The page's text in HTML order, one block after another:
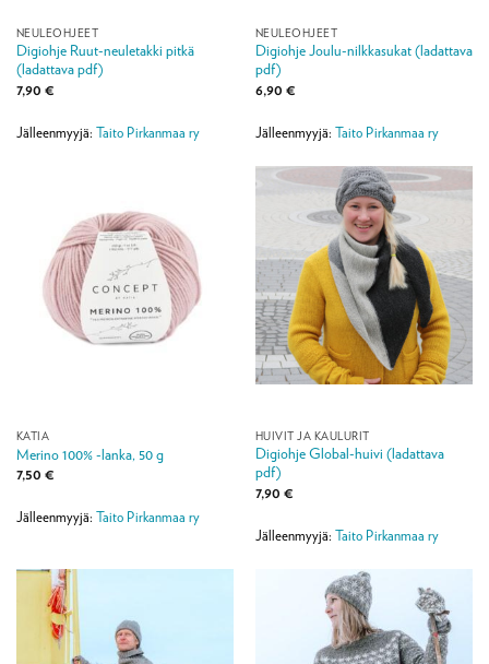
NEULEOHJEET
Digiohje Ruut-neuletakki pitkä
(ladattava pdf)
7,90 €
Jälleenmyyjä: Taito Pirkanmaa ry
NEULEOHJEET
Digiohje Joulu-nilkkasukat (ladattava
pdf)
6,90 €
Jälleenmyyjä: Taito Pirkanmaa ry
KATIA
Merino 100% -lanka, 50 g
7,50 €
Jälleenmyyjä: Taito Pirkanmaa ry
HUIVIT JA KAULURIT
Digiohje Global-huivi (ladattava
pdf)
7,90 €
Jälleenmyyjä: Taito Pirkanmaa ry